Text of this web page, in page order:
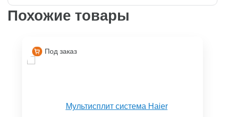
Похожие товары
Под заказ